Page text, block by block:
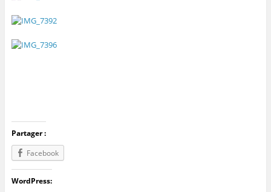
Partager :
Facebook
WordPress: